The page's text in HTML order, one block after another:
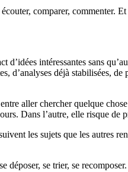
comparer, commenter.
intéressantes sans
d’analyses déjà stabilisées, de
aller chercher quelque
Dans l’autre, elle risque de
les sujets que les autres
déposer, se trier, se recomposer.